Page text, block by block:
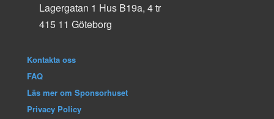
Lagergatan 1 Hus B19a, 4 tr
415 11 Göteborg
Kontakta oss
FAQ
Läs mer om Sponsorhuset
Privacy Policy